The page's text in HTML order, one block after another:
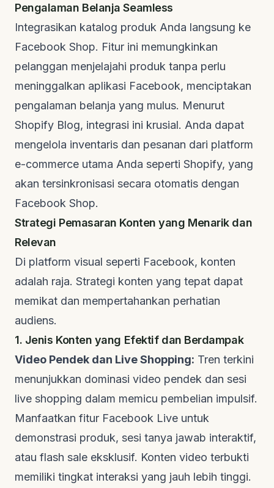
Pengalaman Belanja Seamless
Integrasikan katalog produk Anda langsung ke
Facebook Shop. Fitur ini memungkinkan
pelanggan menjelajahi produk tanpa perlu
meninggalkan aplikasi Facebook, menciptakan
pengalaman belanja yang mulus. Menurut
Shopify Blog, integrasi ini krusial. Anda dapat
mengelola inventaris dan pesanan dari platform
e-commerce utama Anda seperti Shopify, yang
akan tersinkronisasi secara otomatis dengan
Facebook Shop.
Strategi Pemasaran Konten yang Menarik dan
Relevan
Di platform visual seperti Facebook, konten
adalah raja. Strategi konten yang tepat dapat
memikat dan mempertahankan perhatian
audiens.
1. Jenis Konten yang Efektif dan Berdampak
Video Pendek dan Live Shopping: Tren terkini
menunjukkan dominasi video pendek dan sesi
live shopping dalam memicu pembelian impulsif.
Manfaatkan fitur Facebook Live untuk
demonstrasi produk, sesi tanya jawab interaktif,
atau flash sale eksklusif. Konten video terbukti
memiliki tingkat interaksi yang jauh lebih tinggi.